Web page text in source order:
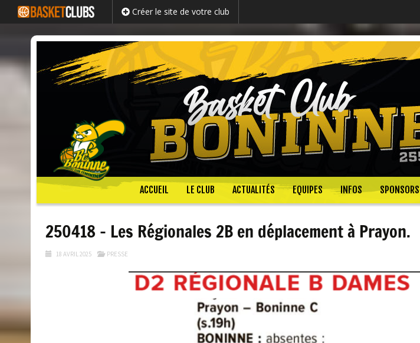
Créer le site de votre club
Passer
ACCUEIL LE CLUB ACTUALITÉS EQUIPES INFOS SPONSORS
250418 – Les Régionales 2B en déplacement à Prayon.
18 AVRIL 2025 PRESSE